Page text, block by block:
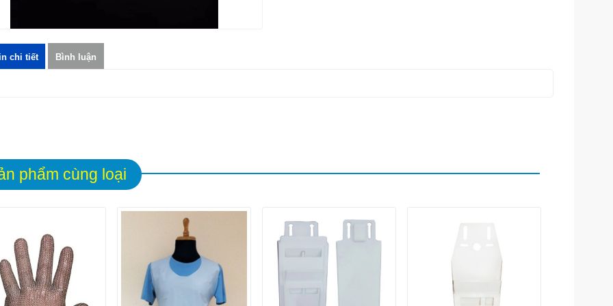
chi tiết Bình luận
phẩm cùng loại